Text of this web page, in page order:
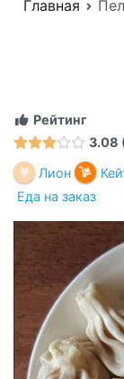
Главная
Рейтинг
3.08
Лион
Еда на заказ